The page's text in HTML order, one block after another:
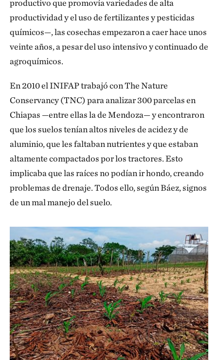
productivo que promovía variedades de alta
productividad y el uso de fertilizantes y pesticidas
químicos—, las cosechas empezaron a caer hace unos
veinte años, a pesar del uso intensivo y continuado de
agroquímicos.
En 2010 el INIFAP trabajó con The Nature
Conservancy (TNC) para analizar 300 parcelas en
Chiapas —entre ellas la de Mendoza— y encontraron
que los suelos tenían altos niveles de acidez y de
aluminio, que les faltaban nutrientes y que estaban
altamente compactados por los tractores. Esto
implicaba que las raíces no podían ir hondo, creando
problemas de drenaje. Todos ello, según Báez, signos
de un mal manejo del suelo.